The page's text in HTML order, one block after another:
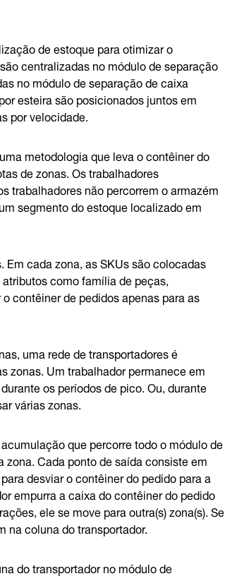
de estoque para otimizar o
centralizadas no módulo de separação
no módulo de separação de caixa
esteira são posicionados juntos em
por velocidade.
metodologia que leva o contêiner do
de zonas. Os trabalhadores
trabalhadores não percorrem o armazém
segmento do estoque localizado em
cada zona, as SKUs são colocadas
como família de peças,
contêiner de pedidos apenas para as
uma rede de transportadores é
zonas. Um trabalhador permanece em
os períodos de pico. Ou, durante
várias zonas.
que percorre todo o módulo de
Cada ponto de saída consiste em
desviar o contêiner do pedido para a
empurra a caixa do contêiner do pedido
ele se move para outra(s) zona(s). Se
na coluna do transportador.
do transportador no módulo de